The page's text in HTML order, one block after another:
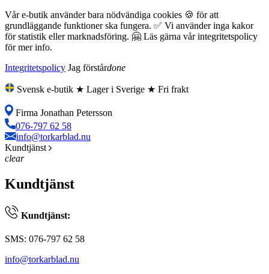
Vår e-butik använder bara nödvändiga cookies 🍪 för att
grundläggande funktioner ska fungera. ✅ Vi använder inga kakor
för statistik eller marknadsföring. 🤗 Läs gärna vår integritetspolicy
för mer info.
Integritetspolicy Jag förstårdone
Svensk e-butik ★ Lager i Sverige ★ Fri frakt
Firma Jonathan Petersson
076-797 62 58
info@torkarblad.nu
Kundtjänst
clear
Kundtjänst
Kundtjänst:
SMS: 076-797 62 58
info@torkarblad.nu